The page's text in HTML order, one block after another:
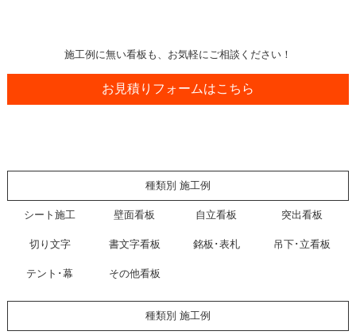
施工例に無い看板も、お気軽にご相談ください！
お見積りフォームはこちら
種類別 施工例
シート施工 壁面看板 自立看板 突出看板
切り文字 書文字看板 銘板･表札 吊下･立看板
テント･幕 その他看板
種類別 施工例